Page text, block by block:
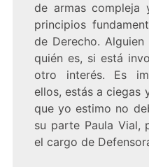
de armas compleja
principios
de Derecho.
quién es, si está
otro interés. Es
ellos, estás a ciegas
que yo estimo no
su parte Paula Vial,
el cargo de